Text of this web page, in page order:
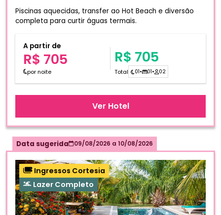
Piscinas aquecidas, transfer ao Hot Beach e diversão
completa para curtir águas termais.
A partir de
R$ 705
por noite
R$ 705
Total 01• 01• 02
Ver Hotel
Data sugerida 09/08/2026 a 10/08/2026
Ingressos Cortesia
Lazer Completo